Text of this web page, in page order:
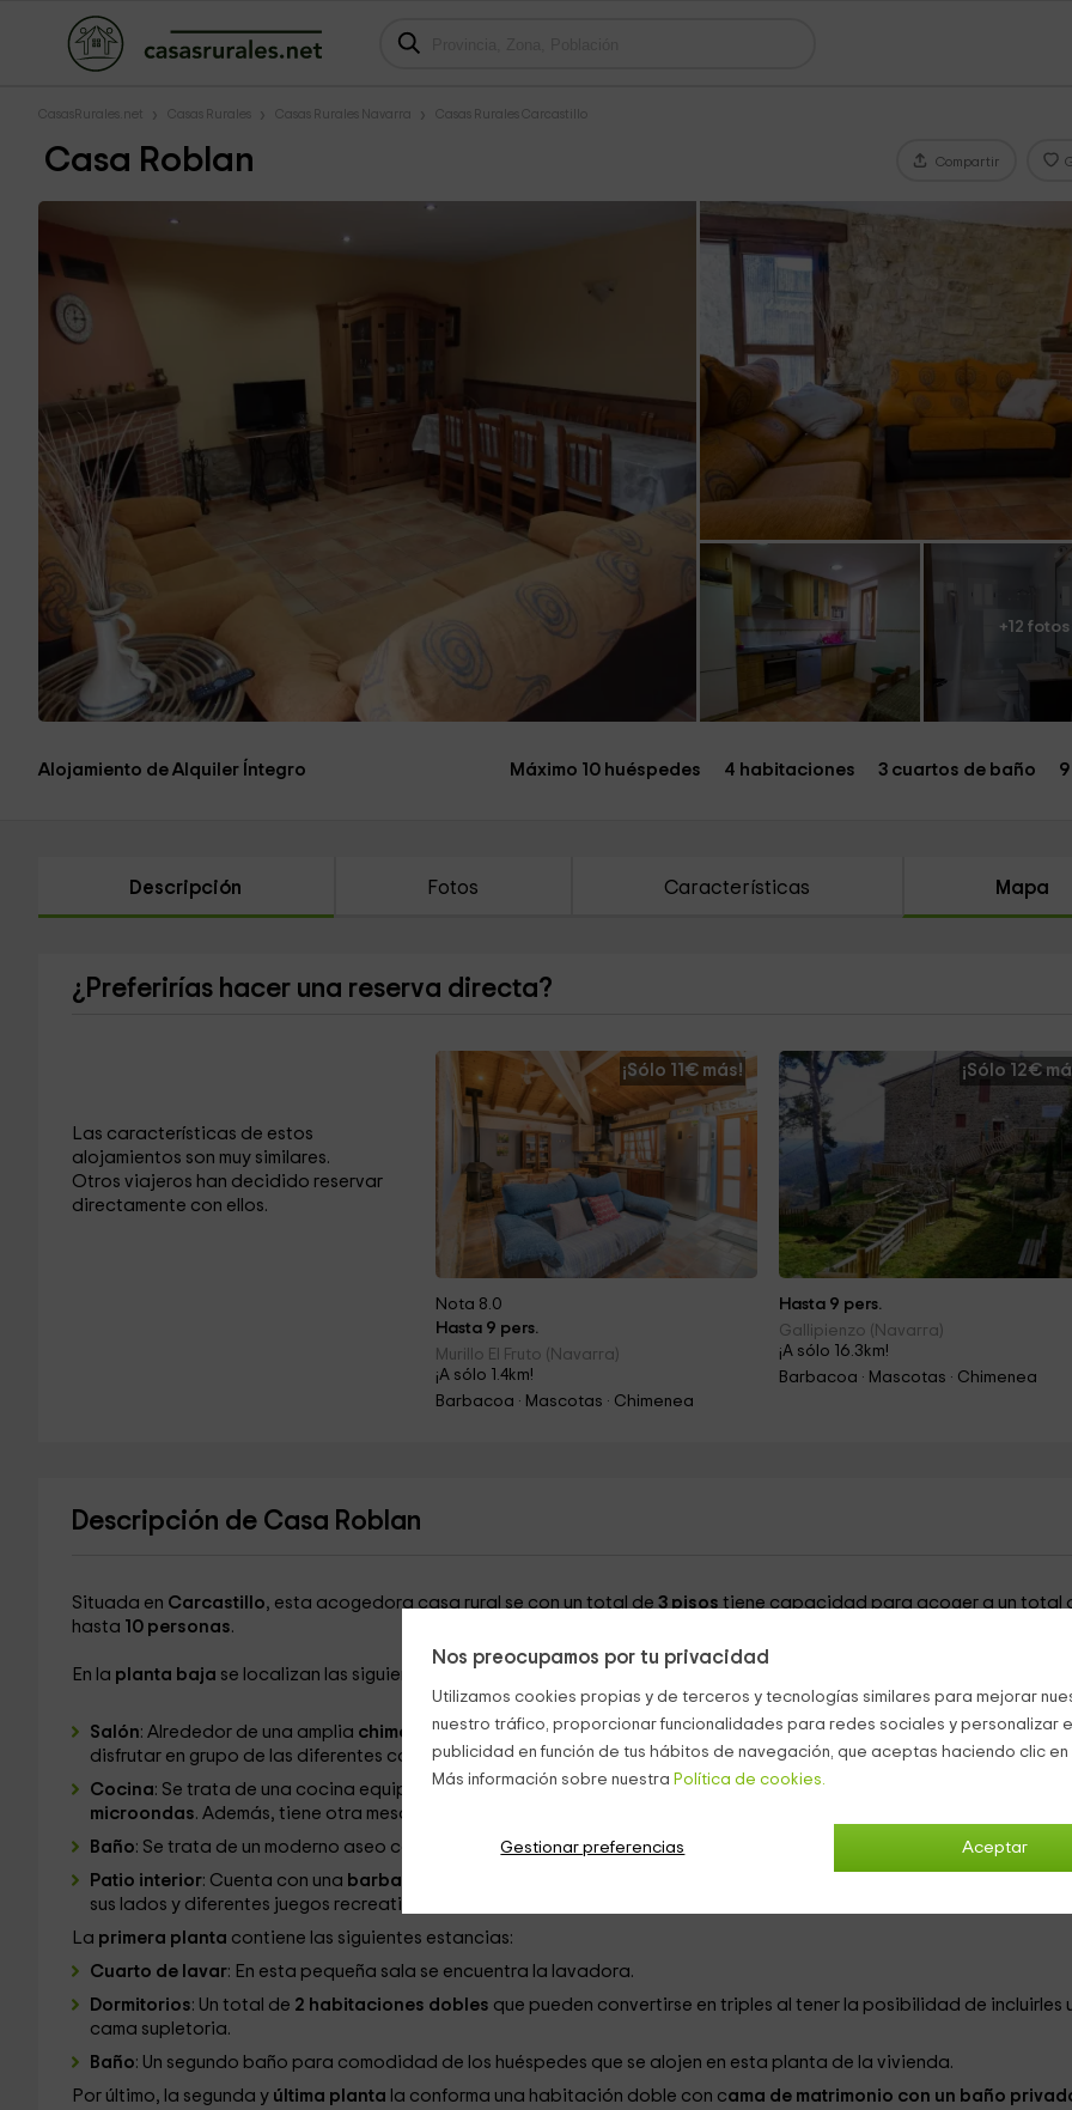
Nos preocupamos por tu privacidad
Utilizamos cookies propias y de terceros y tecnologías similares para mejorar
nuestro tráfico, proporcionar funcionalidades para redes sociales y personalizar
publicidad en función de tus hábitos de navegación, que aceptas haciendo clic
Más información sobre nuestra Política de cookies.
Aceptar
Gestionar preferencias
CasasRurales.net Casas Rurales Casas Rurales Navarra Casas Rurales Carcastillo
Casa Roblan Compartir
+12 fotos
Alojamiento de Alquiler Íntegro Máximo 10 huéspedes 4 habitaciones 3 cuartos de baño
Descripción Fotos Características Mapa
¿Preferirías hacer una reserva directa?
Las características de estos
alojamientos son muy similares.
Otros viajeros han decidido reservar
directamente con ellos.
¡Sólo 11€ más!
Nota 8.0
Hasta 9 pers.
Murillo El Fruto (Navarra)
¡A sólo 1.4km!
Barbacoa · Mascotas · Chimenea
¡Sólo 12€
Hasta 9 pers.
Gallipienzo (Navarra)
¡A sólo 16.3km!
Barbacoa · Mascotas · Chimenea
Descripción de Casa Roblan
Situada en Carcastillo, esta acogedora casa rural se con un total de 3 pisos tiene capacidad para acoger a un total
hasta 10 personas.
En la planta baja se localizan las siguientes partes de la casa:
Salón: Alrededor de una amplia chimeneainterior se sitúan lossofás, una televisión y una mesa de comedorpara
disfrutar en grupo de las diferentes comidas del día.
Cocina: Se trata de una cocina equipada con horno, vitrocerámica, campana extractora, lavavajillas, nevera y
microondas. Además, tiene otra mesa de comedor.
Baño: Se trata de un moderno aseo con plato de ducha.
Patio interior: Cuenta con una barbacoa
sus lados y diferentes juegos recreativos.
La primera planta contiene las siguientes estancias:
Cuarto de lavar: En esta pequeña sala se encuentra la lavadora.
Dormitorios: Un total de 2 habitaciones dobles que pueden convertirse en triples al tener la posibilidad de incluirles
cama supletoria.
Baño: Un segundo baño para comodidad de los huéspedes que se alojen en esta planta de la vivienda.
Por último, la segunda y última planta la conforma una habitación doble con cama de matrimonio con un baño